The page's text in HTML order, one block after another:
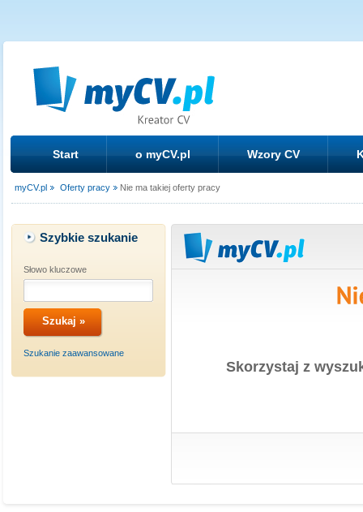
Start o myCV.pl Wzory CV
myCV.pl Oferty pracy Nie ma takiej oferty pracy
Szybkie szukanie
Słowo kluczowe
Szukanie zaawansowane
Skorzystaj z